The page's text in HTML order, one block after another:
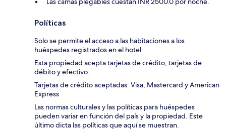
Políticas
Solo se permite el acceso a las habitaciones a los
huéspedes registrados en el hotel.
Esta propiedad acepta tarjetas de crédito, tarjetas de
débito y efectivo.
Tarjetas de crédito aceptadas: Visa, Mastercard y American
Express
Las normas culturales y las políticas para huéspedes
pueden variar en función del país y la propiedad. Este
último dicta las políticas que aquí se muestran.